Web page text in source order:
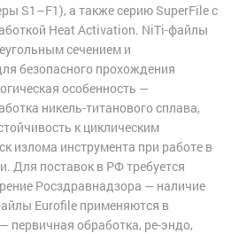
S1–F1), а также серию SuperFile с
Heat Activation. NiTi-файлы
сечением и
безопасного прохождения
особенность —
никель-титанового сплава,
к циклическим
излома инструмента при работе в
Для поставок в РФ требуется
Росздравнадзора — наличие
Eurofile применяются в
первичная обработка, ре-эндо,